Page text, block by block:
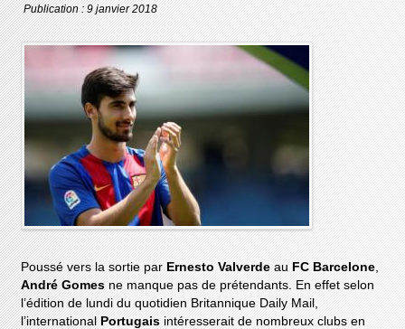
Publication : 9 janvier 2018
Poussé vers la sortie par Ernesto Valverde au FC Barcelone,
André Gomes ne manque pas de prétendants. En effet selon
l’édition de lundi du quotidien Britannique Daily Mail,
l’international
Portugaisintéresserait de nombreux clubs en